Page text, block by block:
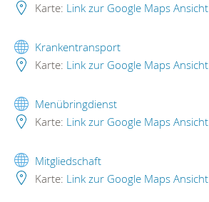
Karte: Link zur Google Maps Ansicht
Krankentransport
Karte: Link zur Google Maps Ansicht
Menübringdienst
Karte: Link zur Google Maps Ansicht
Mitgliedschaft
Karte: Link zur Google Maps Ansicht